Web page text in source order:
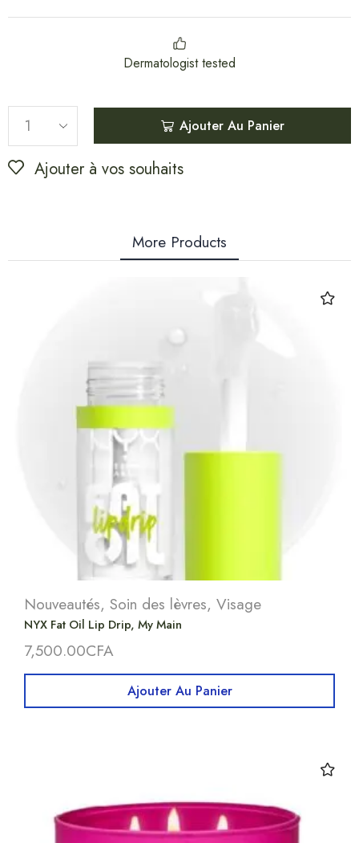
Dermatologist tested
Ajouter Au Panier
Ajouter à vos souhaits
More Products
Nouveautés, Soin des lèvres, Visage
NYX Fat Oil Lip Drip, My Main
7,500.00CFA
Ajouter Au Panier